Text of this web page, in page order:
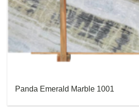
Panda Emerald Marble 1001